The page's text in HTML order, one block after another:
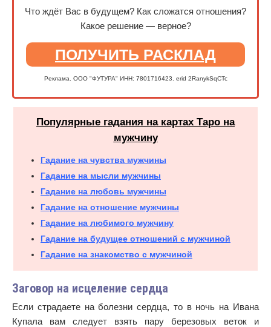
Что ждёт Вас в будущем? Как сложатся отношения?
Какое решение — верное?
ПОЛУЧИТЬ РАСКЛАД
Реклама. ООО "ФУТУРА" ИНН: 7801716423. erid 2RanykSqCTc
Популярные гадания на картах Таро на
мужчину
Гадание на чувства мужчины
Гадание на мысли мужчины
Гадание на любовь мужчины
Гадание на отношение мужчины
Гадание на любимого мужчину
Гадание на будущее отношений с мужчиной
Гадание на знакомство с мужчиной
Заговор на исцеление сердца
Если страдаете на болезни сердца, то в ночь на Ивана
Купала вам следует взять пару березовых веток и